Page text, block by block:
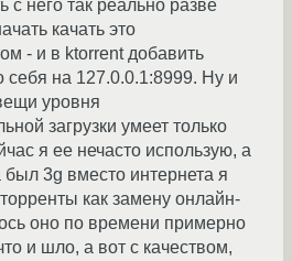
с него так реально разве
качать это
- и в ktorrent добавить
себя на 127.0.0.1:8999. Ну и
уровня
загрузки умеет только
я ее нечасто использую, а
был 3g вместо интернета я
как замену онлайн-
оно по времени примерно
и шло, а вот с качеством,